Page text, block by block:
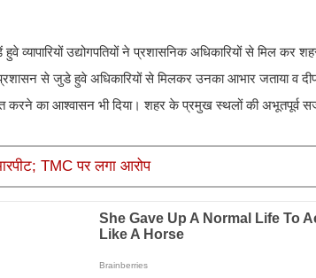
व्यापारियों उद्योगपतियों ने प्रशासनिक अधिकारियों से मिल कर
से जुडे हुवे अधिकारियों से मिलकर उनका आभार जताया व
करने का आश्वासन भी दिया। शहर के प्रमुख स्थलों की अभूतपूर्व
TMC पर लगा आरोप